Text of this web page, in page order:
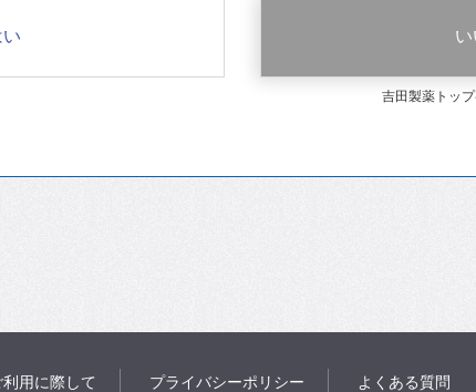
い
吉田製薬トッ
利用に際して プライバシーポリシー よくある質問